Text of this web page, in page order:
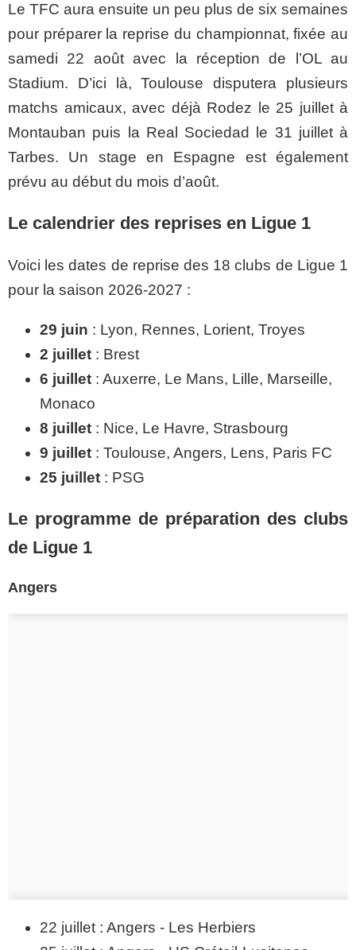
Le TFC aura ensuite un peu plus de six semaines
pour préparer la reprise du championnat, fixée au
samedi 22 août avec la réception de l’OL au
Stadium. D’ici là, Toulouse disputera plusieurs
matchs amicaux, avec déjà Rodez le 25 juillet à
Montauban puis la Real Sociedad le 31 juillet à
Tarbes. Un stage en Espagne est également
prévu au début du mois d’août.
Le calendrier des reprises en Ligue 1
Voici les dates de reprise des 18 clubs de Ligue 1
pour la saison 2026-2027 :
29 juin : Lyon, Rennes, Lorient, Troyes
2 juillet : Brest
6 juillet : Auxerre, Le Mans, Lille, Marseille,
Monaco
8 juillet : Nice, Le Havre, Strasbourg
9 juillet : Toulouse, Angers, Lens, Paris FC
25 juillet : PSG
Le programme de préparation des clubs
de Ligue 1
Angers
22 juillet : Angers - Les Herbiers